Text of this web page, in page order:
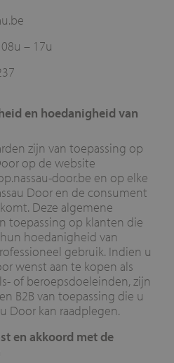
– 17u
en hoedanigheid van
zijn van toepassing op
op de website
door.be en op elke
Door en de consument
Deze algemene
toepassing op klanten die
hoedanigheid van
gebruik. Indien u
wenst aan te kopen als
of beroepsdoeleinden, zijn
B2B van toepassing die u
Door kan raadplegen.
en akkoord met de